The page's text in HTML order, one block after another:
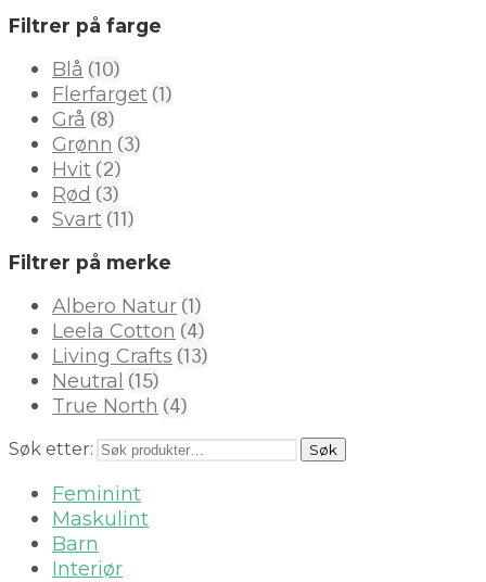
Filtrer på farge
Blå (10)
Flerfarget (1)
Grå (8)
Grønn (3)
Hvit (2)
Rød (3)
Svart (11)
Filtrer på merke
Albero Natur (1)
Leela Cotton (4)
Living Crafts (13)
Neutral (15)
True North (4)
Søk etter: Søk
Feminint
Maskulint
Barn
Interiør